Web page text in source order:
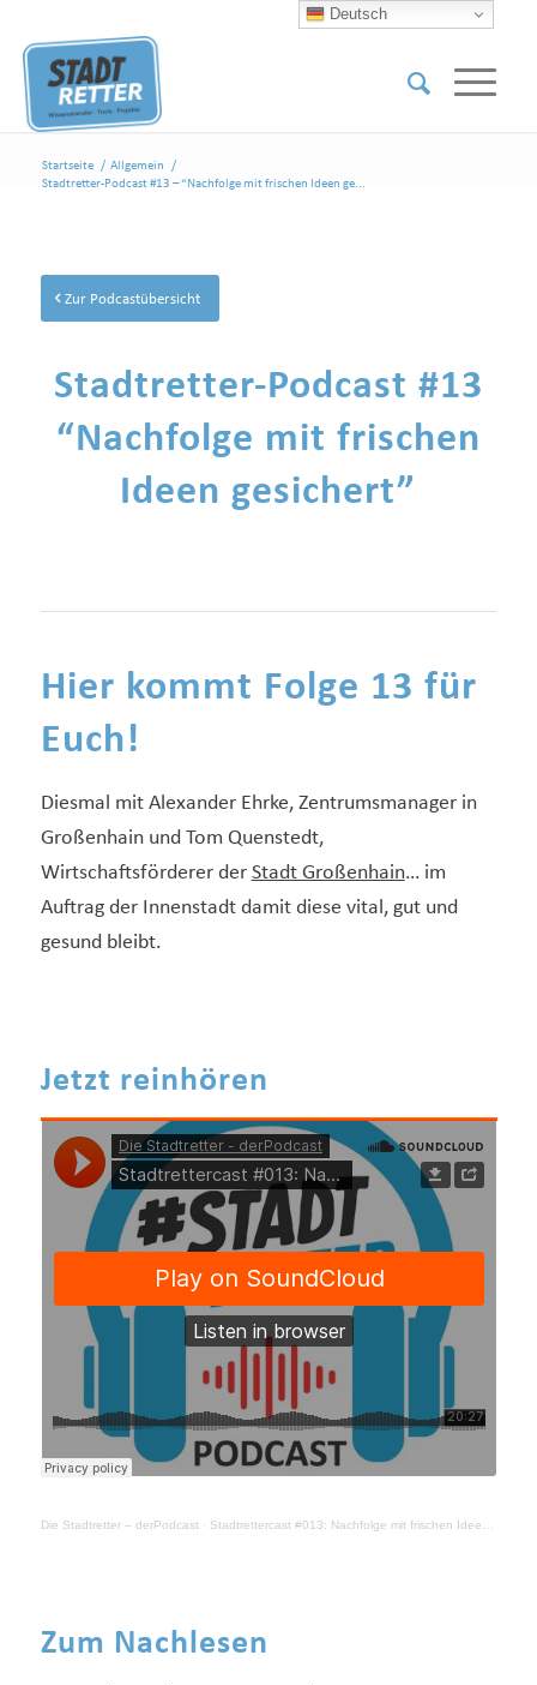
Startseite / Allgemein
/
Stadtretter-Podcast #13 – “Nachfolge mit frischen Ideen ge...
Zur Podcastübersicht
Stadtretter-Podcast #13
“Nachfolge mit frischen
Ideen gesichert”
Hier kommt Folge 13 für
Euch!
Diesmal mit Alexander Ehrke, Zentrumsmanager in
Großenhain und Tom Quenstedt,
Wirtschaftsförderer der Stadt Großenhain… im
Auftrag der Innenstadt damit diese vital, gut und
gesund bleibt.
Jetzt reinhören
Die Stadtretter – derPodcast · Stadtrettercast #013: Nachfolge mit frischen Ideen gesichert
Zum Nachlesen
Deutsch